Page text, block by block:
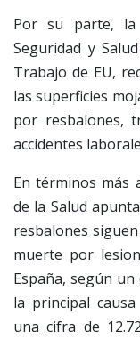
Por su parte, la
Seguridad y
Trabajo de EU,
las superficies
por resbalones,
accidentes
En términos más
de la Salud
resbalones
muerte por
España, según
la principal
una cifra de